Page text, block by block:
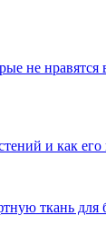
не
и как его
ткань для